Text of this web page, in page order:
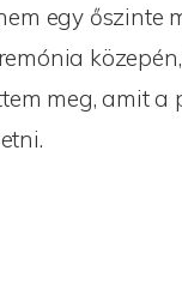
egy őszinte
meg, amit a